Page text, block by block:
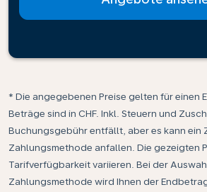
* Die angegebenen Preise gelten für einen
Beträge sind in CHF. Inkl. Steuern und
Buchungsgebühr entfällt, aber es kann ein
Zahlungsmethode anfallen. Die gezeigten
Tarifverfügbarkeit variieren. Bei der
Zahlungsmethode wird Ihnen der